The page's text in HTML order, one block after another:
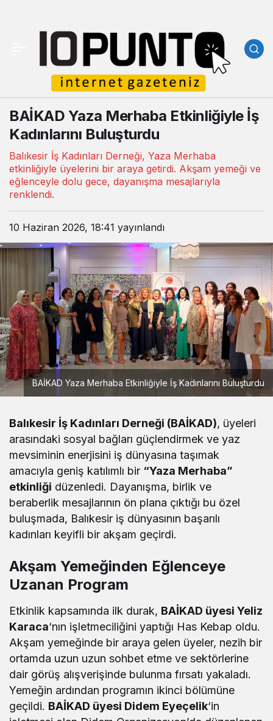
BAİKAD Yaza Merhaba Etkinliğiyle İş
Kadınlarını Buluşturdu
Balıkesir İş Kadınları Derneği, Yaza Merhaba
etkinliğiyle üyelerini bir araya getirdi. Akşam yemeği ve
eğlenceyle dolu gece, dayanışma mesajlarıyla
renklendi.
10 Haziran 2026, 18:41 yayınlandı
BAİKAD Yaza Merhaba Etkinliğiyle İş Kadınlarını Buluşturdu
Balıkesir İş Kadınları Derneği (BAİKAD), üyeleri
arasındaki sosyal bağları güçlendirmek ve yaz
mevsiminin enerjisini iş dünyasına taşımak
amacıyla geniş katılımlı bir “Yaza Merhaba”
etkinliği düzenledi. Dayanışma, birlik ve
beraberlik mesajlarının ön plana çıktığı bu özel
buluşmada, Balıkesir iş dünyasının başarılı
kadınları keyifli bir akşam geçirdi.
Akşam Yemeğinden Eğlenceye
Uzanan Program
Etkinlik kapsamında ilk durak, BAİKAD üyesi Yeliz
Karaca‘nın işletmeciliğini yaptığı Has Kebap oldu.
Akşam yemeğinde bir araya gelen üyeler, nezih bir
ortamda uzun uzun sohbet etme ve sektörlerine
dair görüş alışverişinde bulunma fırsatı yakaladı.
Yemeğin ardından programın ikinci bölümüne
geçildi. BAİKAD üyesi Didem Eyeçelik‘in